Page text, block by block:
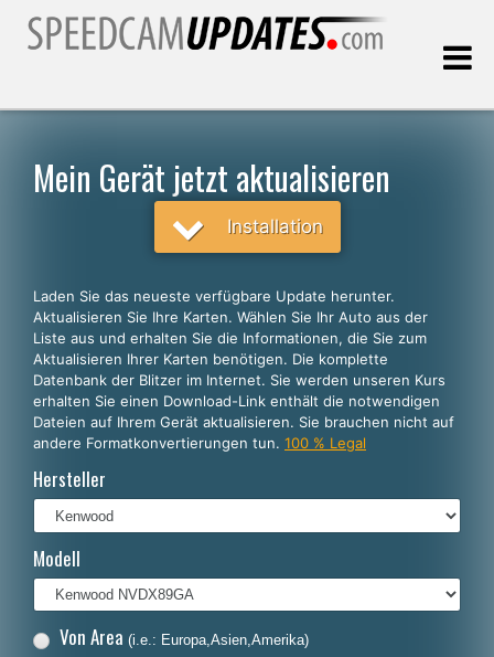
Deutsch
English
Español
Português
Français
Italiano
Polski
Nederlands
Dansk
Mein Gerät jetzt aktualisieren
Installation
Laden Sie das neueste verfügbare Update herunter.
Aktualisieren Sie Ihre Karten. Wählen Sie Ihr Auto aus der
Liste aus und erhalten Sie die Informationen, die Sie zum
Aktualisieren Ihrer Karten benötigen. Die komplette
Datenbank der Blitzer im Internet. Sie werden unseren Kurs
erhalten Sie einen Download-Link enthält die notwendigen
Dateien auf Ihrem Gerät aktualisieren. Sie brauchen nicht auf
andere Formatkonvertierungen tun. 100 % Legal
Hersteller
Modell
Von Area (i.e.: Europa,Asien,Amerika)